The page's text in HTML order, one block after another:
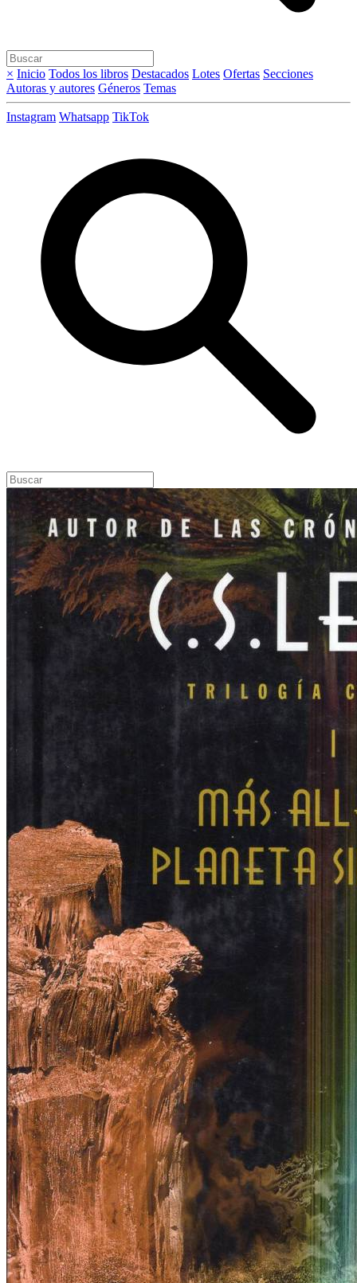
× Inicio Todos los libros Destacados Lotes Ofertas Secciones
Autoras y autores Géneros Temas
Instagram Whatsapp TikTok